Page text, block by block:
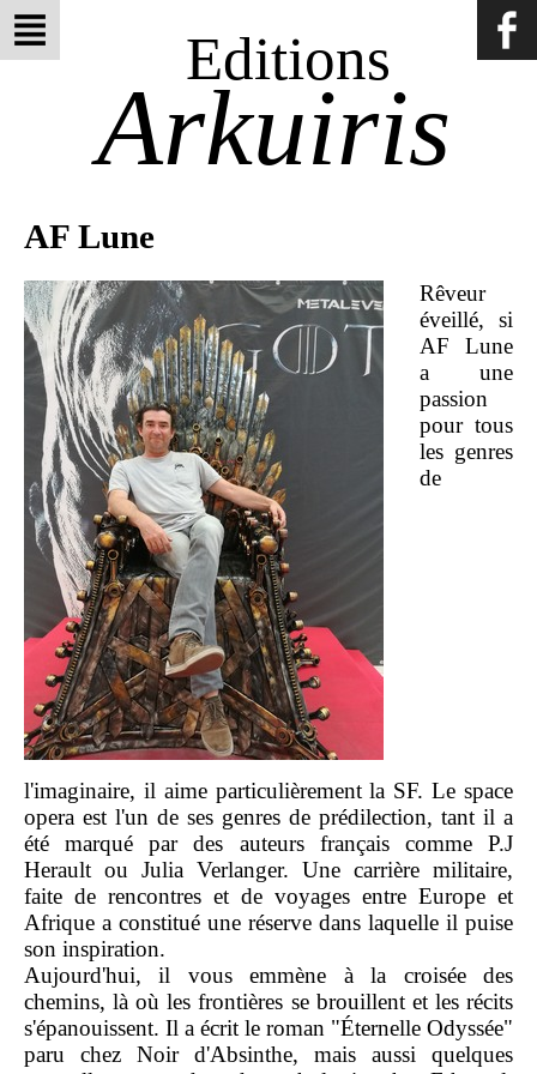
Editions
Arkuiris
AF Lune
Rêveur
éveillé, si
AF Lune
a une
passion
pour tous
les genres
de
l'imaginaire, il aime particulièrement la SF. Le space
opera est l'un de ses genres de prédilection, tant il a
été marqué par des auteurs français comme P.J
Herault ou Julia Verlanger. Une carrière militaire,
faite de rencontres et de voyages entre Europe et
Afrique a constitué une réserve dans laquelle il puise
son inspiration.
Aujourd'hui, il vous emmène à la croisée des
chemins, là où les frontières se brouillent et les récits
s'épanouissent. Il a écrit le roman "Éternelle Odyssée"
paru chez Noir d'Absinthe, mais aussi quelques